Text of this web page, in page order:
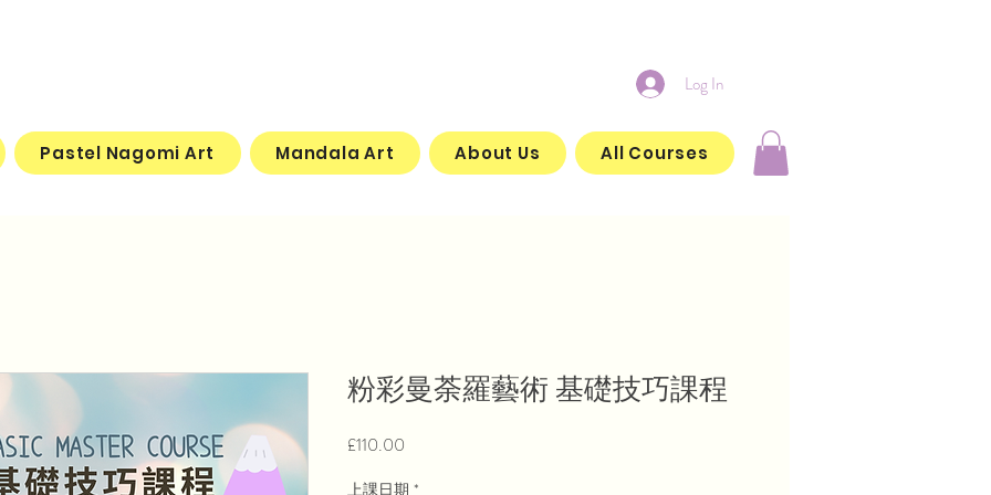
Log In
Pastel Nagomi Art Mandala Art About Us All Courses
​粉彩曼荼羅藝術 基礎技巧課程
£110.00
上課日期 *